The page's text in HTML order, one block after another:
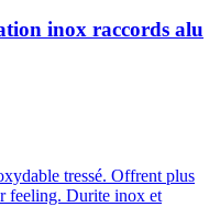
inox raccords alu
tressé. Offrent plus
feeling. Durite inox et